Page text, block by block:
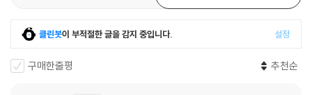
부와 신분 상승을 열망해온 몰은 특유의 행동력과 기지로 기어이 행복한
결말을 맞는 입지전적이고 매력적인 인물이지만, 그토록 두려워하던 뉴게
이트 감옥에 갇히고 나서야 회개하고, 여러 번의 결혼을 통해 낳은 열두 명
클린봇이 부적절한 글을 감지 중입니다. 설정
구매한줄평 추천순